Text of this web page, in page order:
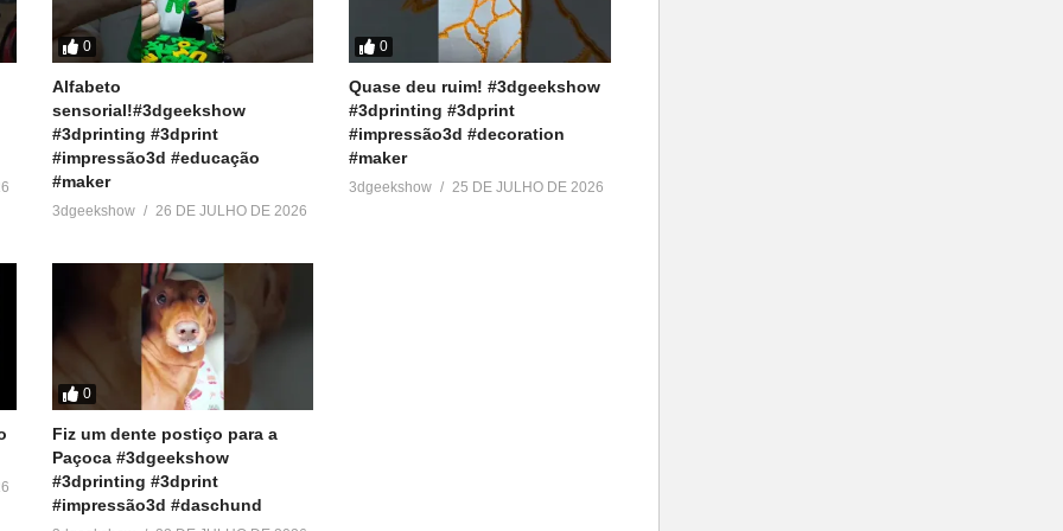
e Twitter):
#3DPrinter #3DPrinting #loki #Cosplay #Avengers #Vingadores
0
Alfabeto
sensorial!#3dgeekshow
#3dprinting #3dprint
#impressão3d #educação
#maker
3dgeekshow 26 DE JULHO DE 2026
0
Quase deu ruim! #3dgeekshow
#3dprinting #3dprint
#impressão3d #decoration
#maker
3dgeekshow 25 DE JULHO DE 2026
0
Fiz um dente postiço para a
Paçoca #3dgeekshow
#3dprinting #3dprint
#impressão3d #daschund